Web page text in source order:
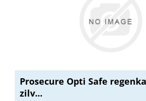
Prosecure Opti Safe
zilv...